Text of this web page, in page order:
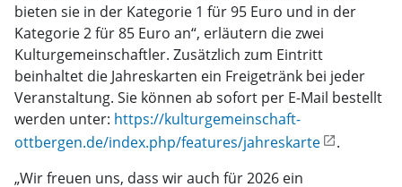
bieten sie in der Kategorie 1 für 95 Euro und in der
Kategorie 2 für 85 Euro an“, erläutern die zwei
Kulturgemeinschaftler. Zusätzlich zum Eintritt
beinhaltet die Jahreskarten ein Freigetränk bei jeder
Veranstaltung. Sie können ab sofort per E-Mail bestellt
werden unter: https://kulturgemeinschaft-
ottbergen.de/index.php/features/jahreskarte
.
„Wir freuen uns, dass wir auch für 2026 ein